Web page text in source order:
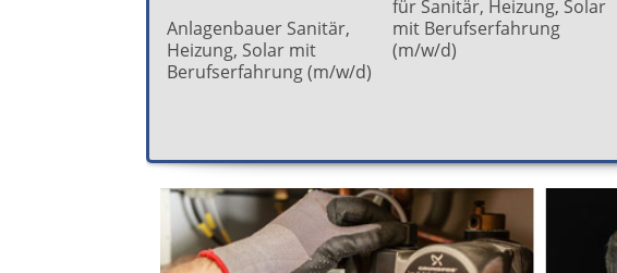
Anlagenbauer Sanitär,
Heizung, Solar mit
Berufserfahrung (m/w/d)
für Sanitär, Heizung, Solar
mit Berufserfahrung
(m/w/d)